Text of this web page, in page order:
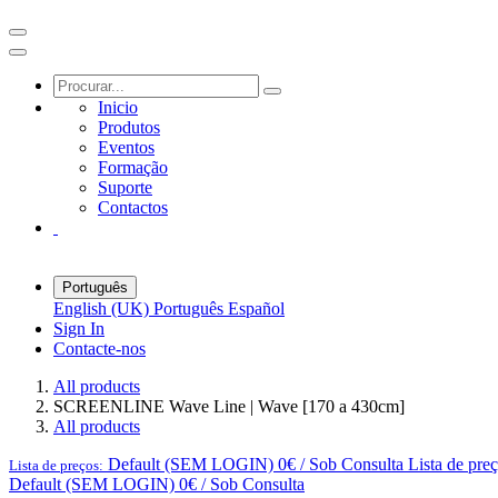
Inicio
Produtos
Eventos
Formação
Suporte
Contactos
Português
English (UK) Português Español
Sign In
Contacte-nos
All products
SCREENLINE Wave Line | Wave [170 a 430cm]
All products
Lista de preços: Default (SEM LOGIN) 0€ / Sob Consulta Lista de
Default (SEM LOGIN) 0€ / Sob Consulta